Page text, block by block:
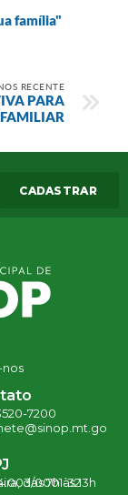
família"
RECENTE
PARA
CADASTRAR
nos
7200
das 7h às 13h
0001-32